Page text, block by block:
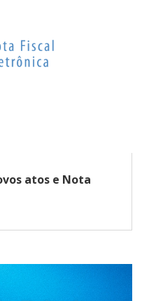
atos e Nota